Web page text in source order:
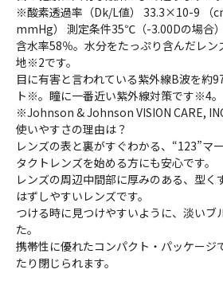
※酸素透過率（Dk/L値） 33.3×10-9 （
mmHg） 測定条件35℃（-3.00Dの場合）
含水率58％。水分をたっぷり含んだレ
地※2です。
目に有害と言われている紫外線B波を約
ト※。瞳に一番近い紫外線対策です※4。
※Johnson & Johnson VISION CARE,
使いやすさの理由は？
レンズの表と裏がすぐわかる、“123”マ
タクトレンズを始める方にも安心です。
レンズの周辺中間部に厚みのある、型く
はずしやすいレンズです。
つける時に見つけやすいように、淡いブ
た。
携帯性に優れたコンパクト・パッケージ
たり閉じられます。